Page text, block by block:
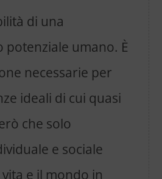
di una
umano. È
necessarie per
ideali di cui quasi
che solo
e sociale
e il mondo in